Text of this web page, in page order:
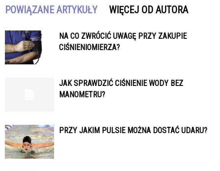
POWIĄZANE ARTYKUŁY WIĘCEJ OD AUTORA
NA CO ZWRÓCIĆ UWAGĘ PRZY ZAKUPIE
CIŚNIENIOMIERZA?
JAK SPRAWDZIĆ CIŚNIENIE WODY BEZ
MANOMETRU?
PRZY JAKIM PULSIE MOŻNA DOSTAĆ UDARU?